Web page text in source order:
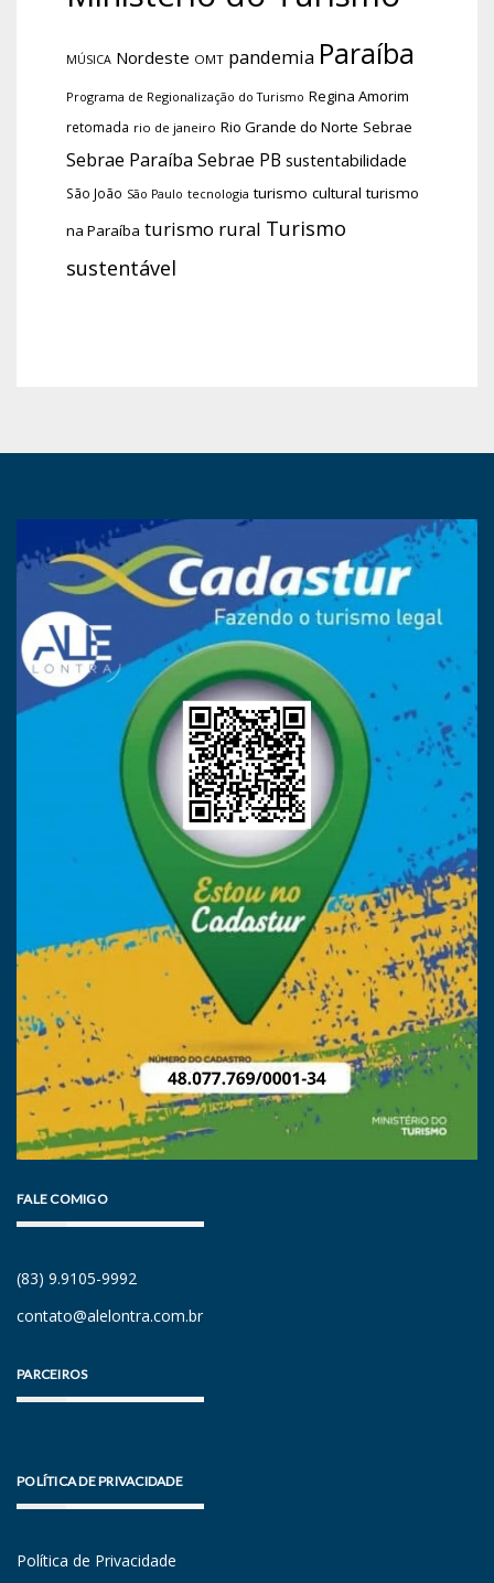
MÚSICA Nordeste OMT pandemia Paraíba
Programa de Regionalização do Turismo Regina Amorim
retomada rio de janeiro Rio Grande do Norte Sebrae
Sebrae Paraíba Sebrae PB sustentabilidade
São João São Paulo tecnologia turismo cultural turismo
na Paraíba turismo rural Turismo
sustentável
FALE COMIGO
(83) 9.9105-9992
contato@alelontra.com.br
PARCEIROS
POLÍTICA DE PRIVACIDADE
Política de Privacidade